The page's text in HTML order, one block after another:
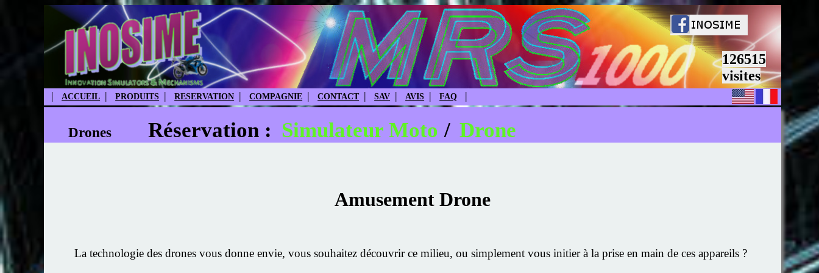
Drones Réservation : Simulateur Moto / Drone
Amusement Drone
La technologie des drones vous donne envie, vous souhaitez découvrir ce milieu, ou simplement vous initier à la prise en main de ces appareils ?
126515
visites
| ACCUEIL | PRODUITS | RESERVATION | COMPAGNIE | CONTACT | SAV | AVIS | FAQ |